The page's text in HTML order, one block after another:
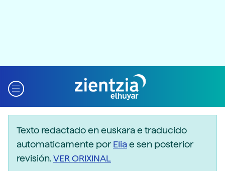
Texto redactado en euskara e traducido
automaticamente porEliae sen posterior
revisión.VER ORIXINAL